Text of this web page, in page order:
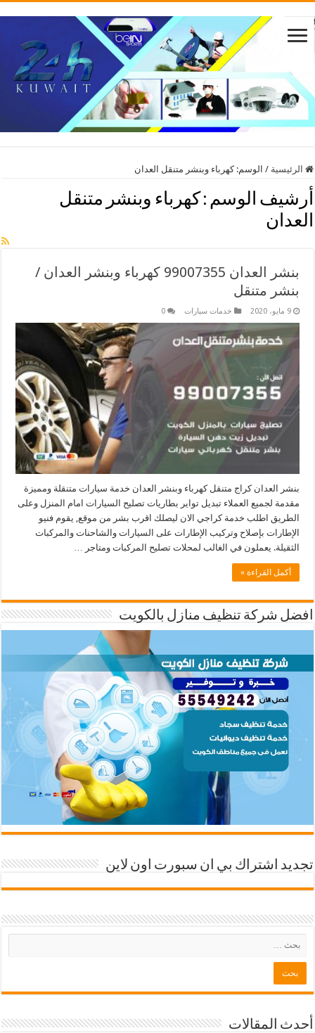
الرئيسية / الوسم:كهرباء وبنشر متنقل العدان
أرشيف الوسم : كهرباء وبنشر متنقل
العدان
بنشر العدان 99007355 كهرباء وبنشر العدان /
بنشر متنقل
9 مايو، 2020 خدمات سيارات 0
بنشر العدان كراج متنقل كهرباء وبنشر العدان خدمة سيارات متنقلة ومميزة
مقدمة لجميع العملاء تبديل تواير بطاريات تصليح السيارات امام المنزل وعلى
الطريق اطلب خدمة كراجي الان ليصلك اقرب بشر من موقع, يقوم فنيو
الإطارات بإصلاح وتركيب الإطارات على السيارات والشاحنات والمركبات
الثقيلة. يعملون في الغالب لمحلات تصليح المركبات ومتاجر …
أكمل القراءة »
افضل شركة تنظيف منازل بالكويت
تجديد اشتراك بي ان سبورت اون لاين
أحدث المقالات